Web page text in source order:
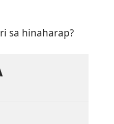
sa hinaharap?